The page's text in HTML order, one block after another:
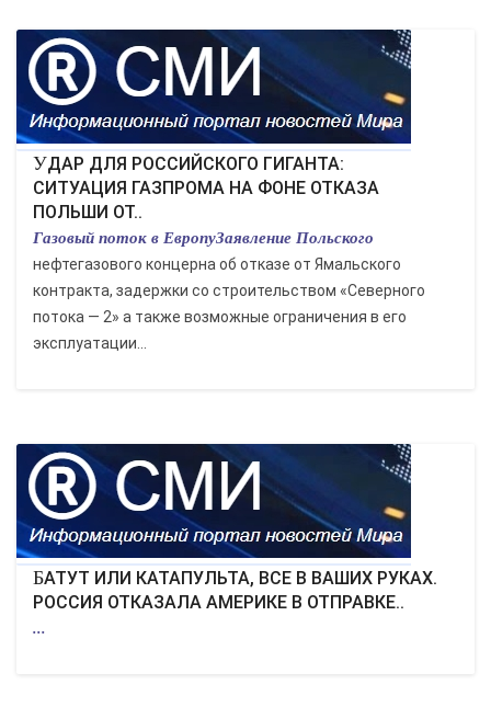
УДАР ДЛЯ РОССИЙСКОГО ГИГАНТА:
СИТУАЦИЯ ГАЗПРОМА НА ФОНЕ ОТКАЗА
ПОЛЬШИ ОТ..
Газовый поток в ЕвропуЗаявление Польского
нефтегазового концерна об отказе от Ямальского
контракта, задержки со строительством «Северного
потока — 2» а также возможные ограничения в его
эксплуатации...
БАТУТ ИЛИ КАТАПУЛЬТА, ВСЕ В ВАШИХ РУКАХ.
РОССИЯ ОТКАЗАЛА АМЕРИКЕ В ОТПРАВКЕ..
...